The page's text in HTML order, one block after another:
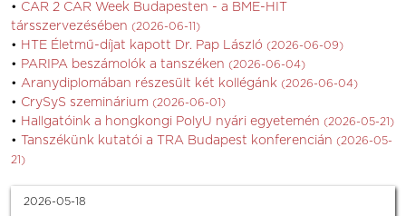
CAR 2 CAR Week Budapesten - a BME-HIT
társszervezésében (2026-06-11)
HTE Életmű-díjat kapott Dr. Pap László (2026-06-09)
PARIPA beszámolók a tanszéken (2026-06-04)
Aranydiplomában részesült két kollégánk (2026-06-04)
CrySyS szeminárium (2026-06-01)
Hallgatóink a hongkongi PolyU nyári egyetemén (2026-05-21)
Tanszékünk kutatói a TRA Budapest konferencián (2026-05-
21)
2026-05-18